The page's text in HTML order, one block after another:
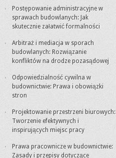
Postępowanie administracyjne w
sprawach budowlanych: Jak
skutecznie załatwić formalności
Arbitraż i mediacja w sporach
budowlanych: Rozwiązanie
konfliktów na drodze pozasądowej
Odpowiedzialność cywilna w
budownictwie: Prawa i obowiązki
stron
Projektowanie przestrzeni biurowych:
Tworzenie efektywnych i
inspirujących miejsc pracy
Prawa pracownicze w budownictwie:
Zasady i przepisy dotyczące